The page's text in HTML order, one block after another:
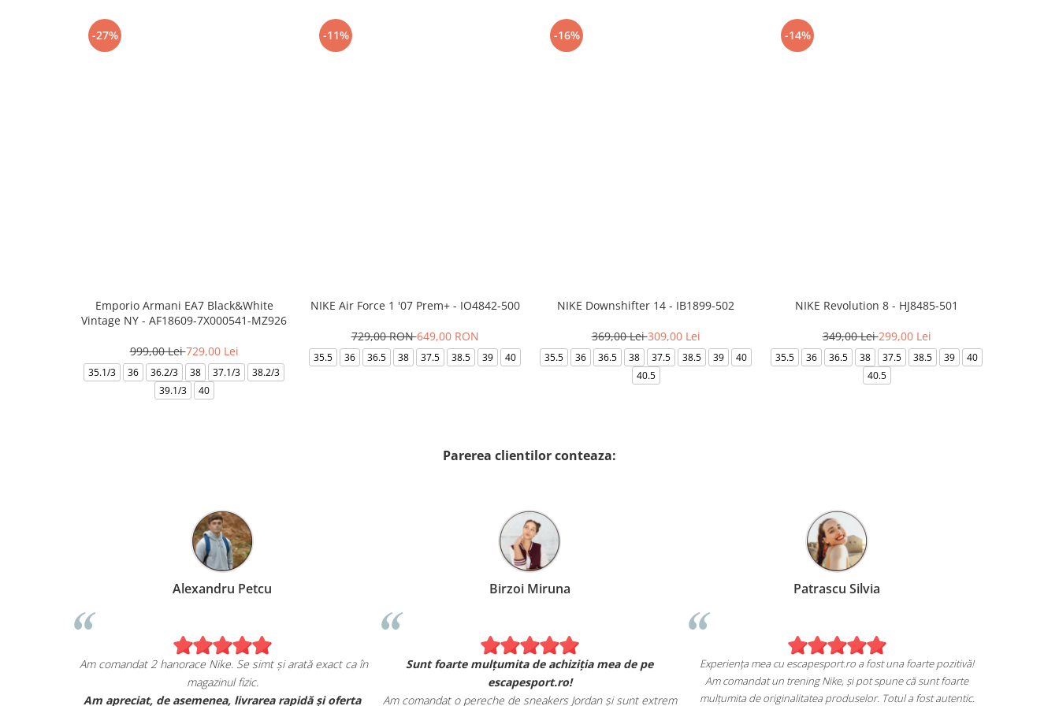
-27%
Emporio Armani EA7 Black&White
Vintage NY - AF18609-7X000541-MZ926
999,00 Lei729,00 Lei
35.1/3 36 36.2/3 38 37.1/3
38.2/3
39.1/3
40
-11%
NIKE Air Force 1 '07 Prem+ - IO4842-500
729,00 RON649,00 RON
35.5 36 36.5 38 37.5 38.5 39 40
-16%
NIKE Downshifter 14 - IB1899-502
369,00 Lei309,00 Lei
35.5 36 36.5 38 37.5 38.5 39
40
40.5
-14%
NIKE Revolution 8 - HJ8485-501
349,00 Lei299,00 Lei
35.5 36 36.5 38 37.5 38.5 39
40
40.5
Parerea clientilor conteaza:
Alexandru Petcu
Am comandat 2 hanorace Nike. Se simt și arată exact ca în
magazinul fizic.
Am apreciat, de asemenea, livrarea rapidă și oferta
Birzoi Miruna
Sunt foarte mulțumita de achiziția mea de pe
escapesport.ro!
Am comandat o pereche de sneakers Jordan și sunt extrem
Patrascu Silvia
Experiența mea cu escapesport.ro a fost una foarte pozitivă!
Am comandat un trening Nike, și pot spune că sunt foarte
mulțumita de originalitatea produselor. Totul a fost autentic.